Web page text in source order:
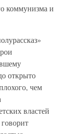
коммунизма и
открыто
чем
властей